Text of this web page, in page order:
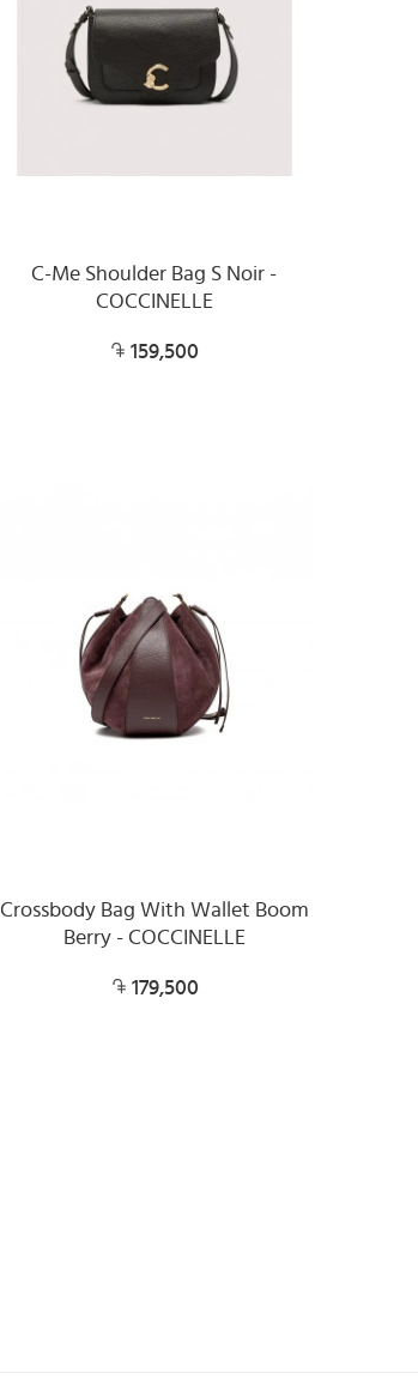
C-Me Shoulder Bag S Noir -
COCCINELLE
159,500
Crossbody Bag With Wallet Boom
Berry - COCCINELLE
179,500